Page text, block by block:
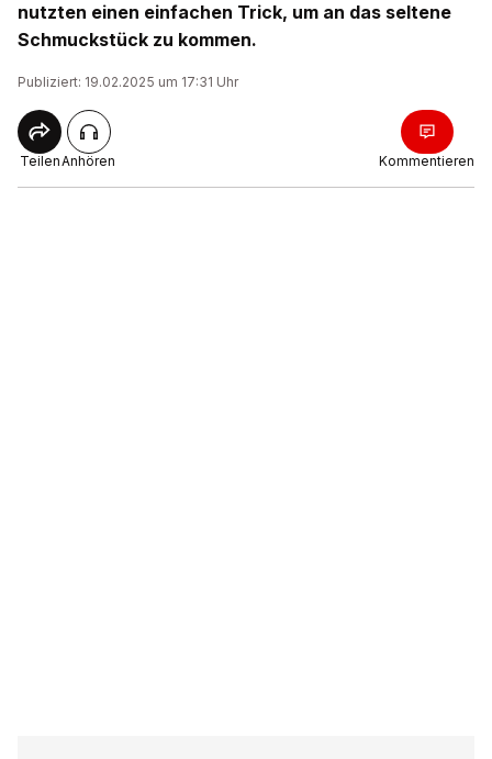
nutzten einen einfachen Trick, um an das seltene
Schmuckstück zu kommen.
Publiziert: 19.02.2025 um 17:31 Uhr
TeilenAnhören Kommentieren